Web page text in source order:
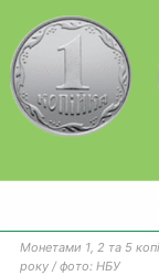
Монетами 1, 2 та 5
року / фото: НБУ